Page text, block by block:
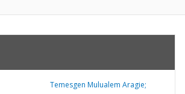
Temesgen Mulualem Aragie;